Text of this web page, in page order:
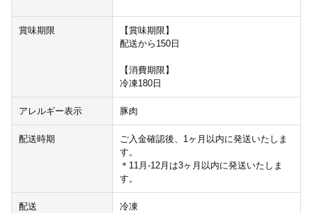
賞味期限
【賞味期限】
配送から150日
【消費期限】
冷凍180日
アレルギー表示 豚肉
配送時期
ご入金確認後、1ヶ月以内に発送いたしま
す。
＊11月-12月は3ヶ月以内に発送いたしま
す。
配送 冷凍